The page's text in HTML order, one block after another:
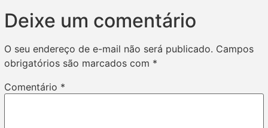
Deixe um comentário
O seu endereço de e-mail não será publicado. Campos
obrigatórios são marcados com *
Comentário *